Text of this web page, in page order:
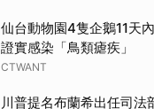
仙台動物園4隻企鵝11天
證實感染「鳥類瘧疾」
CTWANT
川普提名布蘭希出任司